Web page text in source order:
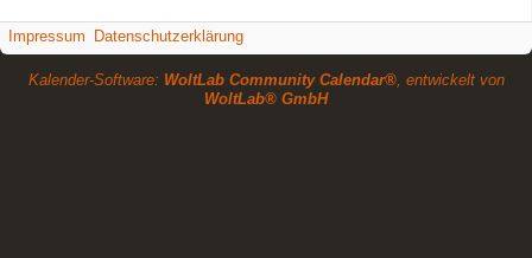
Impressum Datenschutzerklärung
Kalender-Software: WoltLab Community Calendar®, entwickelt von
WoltLab® GmbH